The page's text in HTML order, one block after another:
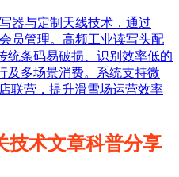
器与定制天线技术，通过
员管理。高频工业读写头配
统条码易破损、识别效率低的
及多场景消费。系统支持微
联营，提升滑雪场运营效率
技术文章科普分享